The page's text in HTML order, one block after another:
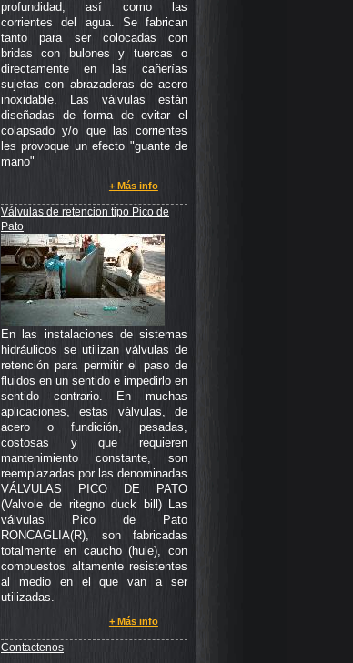
profundidad, así como las
corrientes del agua. Se fabrican
tanto para ser colocadas con
bridas con bulones y tuercas o
directamente en las cañerías
sujetas con abrazaderas de acero
inoxidable. Las válvulas están
diseñadas de forma de evitar el
colapsado y/o que las corrientes
les provoque un efecto "guante de
mano"
+ Más info
Válvulas de retencion tipo Pico de
Pato
En las instalaciones de sistemas
hidráulicos se utilizan válvulas de
retención para permitir el paso de
fluidos en un sentido e impedirlo en
sentido contrario. En muchas
aplicaciones, estas válvulas, de
acero o fundición, pesadas,
costosas y que requieren
mantenimiento constante, son
reemplazadas por las denominadas
VÁLVULAS PICO DE PATO
(Valvole de ritegno duck bill) Las
válvulas Pico de Pato
RONCAGLIA(R), son fabricadas
totalmente en caucho (hule), con
compuestos altamente resistentes
al medio en el que van a ser
utilizadas.
+ Más info
Contactenos